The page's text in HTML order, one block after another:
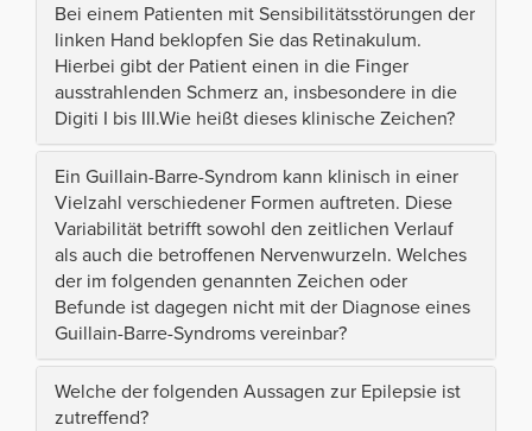
Bei einem Patienten mit Sensibilitätsstörungen der
linken Hand beklopfen Sie das Retinakulum.
Hierbei gibt der Patient einen in die Finger
ausstrahlenden Schmerz an, insbesondere in die
Digiti I bis III.Wie heißt dieses klinische Zeichen?
Ein Guillain-Barre-Syndrom kann klinisch in einer
Vielzahl verschiedener Formen auftreten. Diese
Variabilität betrifft sowohl den zeitlichen Verlauf
als auch die betroffenen Nervenwurzeln. Welches
der im folgenden genannten Zeichen oder
Befunde ist dagegen nicht mit der Diagnose eines
Guillain-Barre-Syndroms vereinbar?
Welche der folgenden Aussagen zur Epilepsie ist
zutreffend?